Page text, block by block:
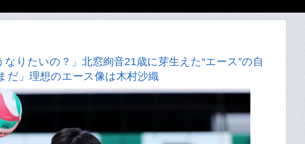
りたいの？」北窓絢音21歳に芽生えた“エース”の自
」理想のエース像は木村沙織